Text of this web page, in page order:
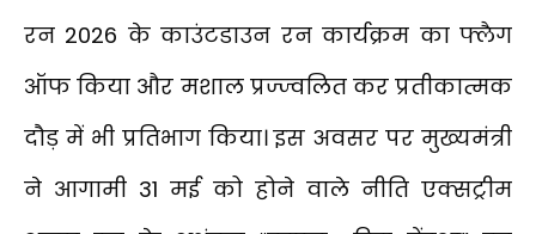
रन 2026 के काउंटडाउन रन कार्यक्रम का फ्लैग
ऑफ किया और मशाल प्रज्ज्वलित कर प्रतीकात्मक
दौड़ में भी प्रतिभाग किया। इस अवसर पर मुख्यमंत्री
ने आगामी 31 मई को होने वाले नीति एक्सट्रीम